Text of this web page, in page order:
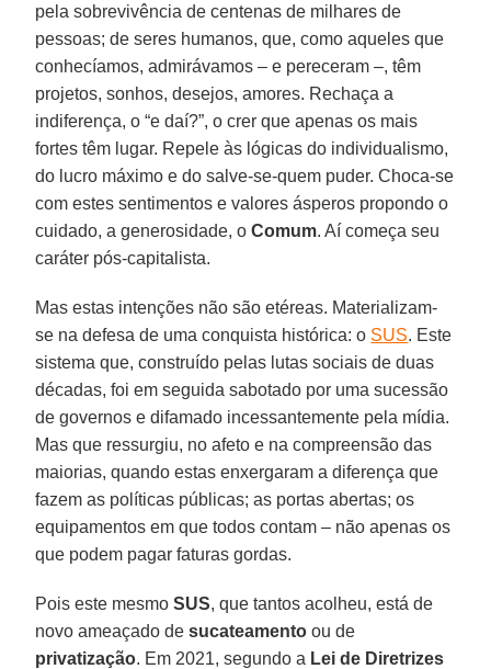
pela sobrevivência de centenas de milhares de
pessoas; de seres humanos, que, como aqueles que
conhecíamos, admirávamos – e pereceram –, têm
projetos, sonhos, desejos, amores. Rechaça a
indiferença, o “e daí?”, o crer que apenas os mais
fortes têm lugar. Repele às lógicas do individualismo,
do lucro máximo e do salve-se-quem puder. Choca-se
com estes sentimentos e valores ásperos propondo o
cuidado, a generosidade, oComum. Aí começa seu
caráter pós-capitalista.
Mas estas intenções não são etéreas. Materializam-
se na defesa de uma conquista histórica: o SUS. Este
sistema que, construído pelas lutas sociais de duas
décadas, foi em seguida sabotado por uma sucessão
de governos e difamado incessantemente pela mídia.
Mas que ressurgiu, no afeto e na compreensão das
maiorias, quando estas enxergaram a diferença que
fazem as políticas públicas; as portas abertas; os
equipamentos em que todos contam – não apenas os
que podem pagar faturas gordas.
Pois este mesmoSUS, que tantos acolheu, está de
novo ameaçado desucateamento ou de
privatização. Em 2021, segundo a Lei de Diretrizes